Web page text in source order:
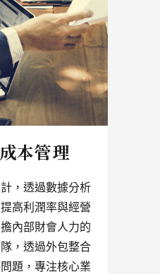
本管理
，透過數據分析
高利潤率與經營
內部財會人力的
，透過外包整合
題，專注核心業